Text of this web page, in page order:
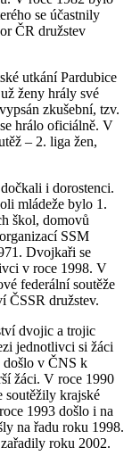
se účastnily
ČR družstev
utkání Pardubice
ženy hrály své
zkušební, tzv.
hrálo oficiálně. V
– 2. liga žen,
i dorostenci.
mládeže bylo 1.
škol, domovů
SSM
Dvojkaři se
v roce 1998. V
federální soutěže
ČSSR družstev.
dvojic a trojic
jednotlivci si žáci
došlo v ČNS k
žáci. V roce 1990
soutěžily krajské
1993 došlo i na
na řadu roku 1998.
roku 2002.